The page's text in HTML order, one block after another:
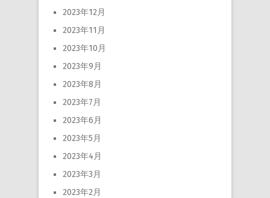
2023年12月
2023年11月
2023年10月
2023年9月
2023年8月
2023年7月
2023年6月
2023年5月
2023年4月
2023年3月
2023年2月